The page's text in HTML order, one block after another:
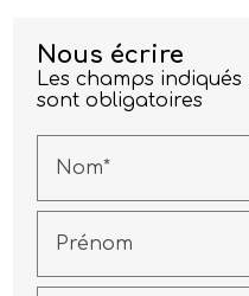
Nous écrire
Les champs
sont obligatoires
Nom*
Prénom